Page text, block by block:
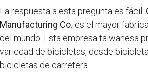
La respuesta a esta pregunta es fácil:
Manufacturing Co. es el mayor
del mundo. Esta empresa taiwanesa
variedad de bicicletas, desde
bicicletas de carretera.